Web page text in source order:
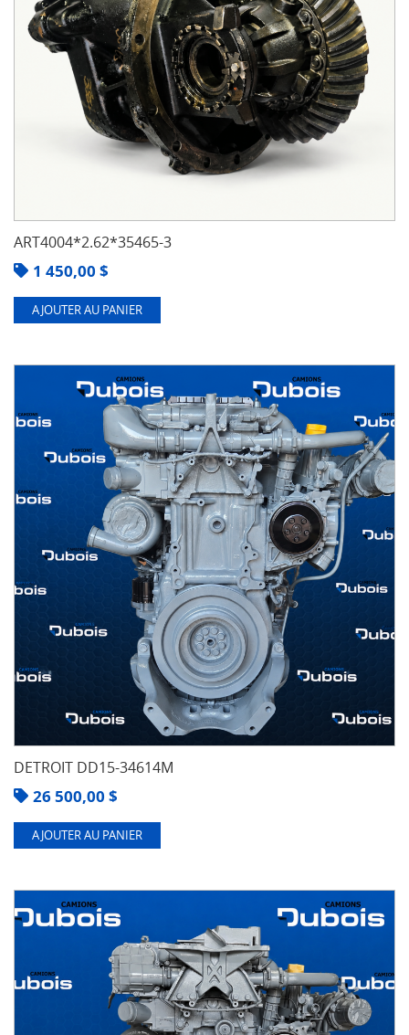
ART4004*2.62*35465-3
1 450,00 $
AJOUTER AU PANIER
DETROIT DD15-34614M
26 500,00 $
AJOUTER AU PANIER